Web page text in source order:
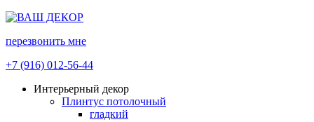
перезвонить мне
+7 (916) 012-56-44
Интерьерный декор
Плинтус потолочный
гладкий